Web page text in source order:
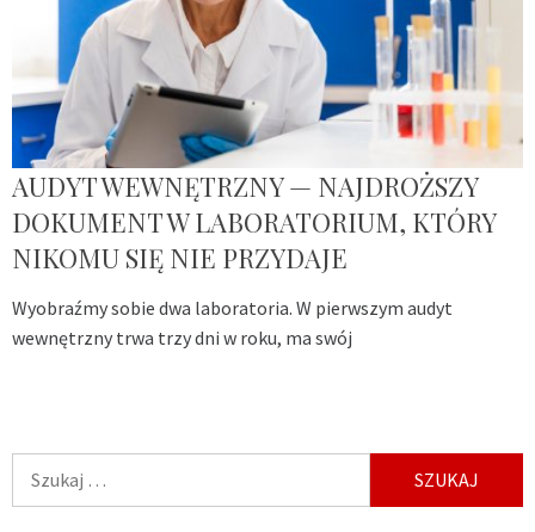
AUDYT WEWNĘTRZNY — NAJDROŻSZY
DOKUMENT W LABORATORIUM, KTÓRY
NIKOMU SIĘ NIE PRZYDAJE
Wyobraźmy sobie dwa laboratoria. W pierwszym audyt
wewnętrzny trwa trzy dni w roku, ma swój